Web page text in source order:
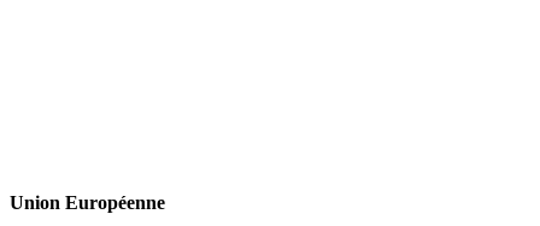
Union Européenne